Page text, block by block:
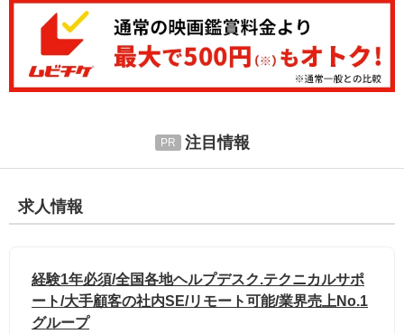
注目情報
求人情報
経験1年必須/全国各地ヘルプデスク.テクニカルサポ
ート/大手顧客の社内SE/リモート可能/業界売上No.1
グループ